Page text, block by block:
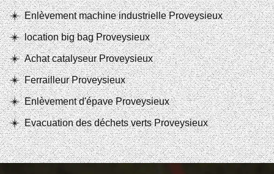
Enlèvement machine industrielle Proveysieux
location big bag Proveysieux
Achat catalyseur Proveysieux
Ferrailleur Proveysieux
Enlèvement d'épave Proveysieux
Evacuation des déchets verts Proveysieux